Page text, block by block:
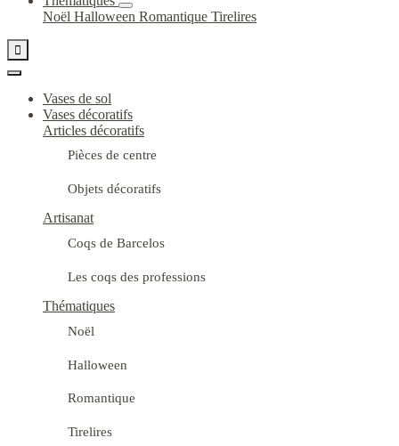
Noël Halloween Romantique Tirelires

Vases de sol
Vases décoratifs
Articles décoratifs
Pièces de centre
Objets décoratifs
Artisanat
Coqs de Barcelos
Les coqs des professions
Thématiques
Noël
Halloween
Romantique
Tirelires